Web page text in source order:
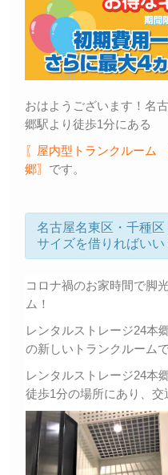
おはようございます！名
郷駅より徒歩1分にある
〖屋内型トランクルーム
郷〗 です。
名古屋名東区・千種
サイズを借りればいい
コロナ禍のお家時間で脚
ム！
レンタルストレージ24本
の新しいトランクルームで
レンタルストレージ24本
徒歩1分の場所にあり、交